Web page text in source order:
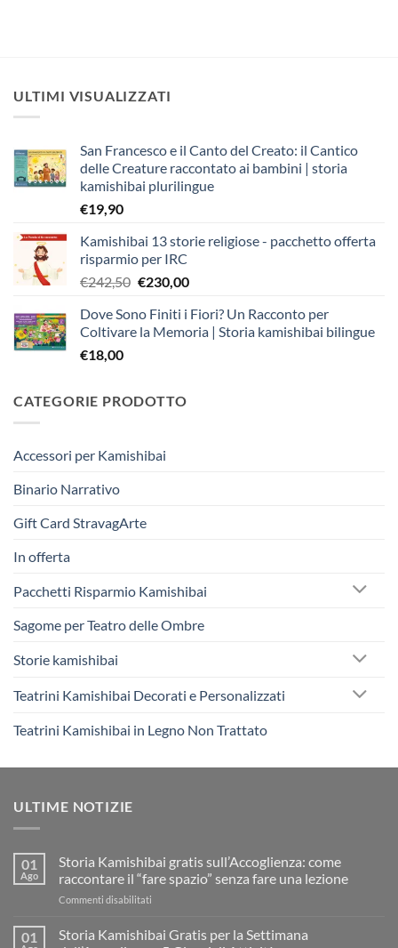
ULTIMI VISUALIZZATI
San Francesco e il Canto del Creato: il Cantico
delle Creature raccontato ai bambini | storia
kamishibai plurilingue
€19,90
Kamishibai 13 storie religiose - pacchetto offerta
risparmio per IRC
€242,50 Il
originale
era:
€230,00Il
attuale
è:
Dove Sono Finiti i Fiori? Un Racconto per
Coltivare la Memoria | Storia kamishibai bilingue
€18,00
CATEGORIE PRODOTTO
Accessori per Kamishibai
Binario Narrativo
Gift Card StravagArte
In offerta
Pacchetti Risparmio Kamishibai
Sagome per Teatro delle Ombre
Storie kamishibai
Teatrini Kamishibai Decorati e Personalizzati
Teatrini Kamishibai in Legno Non Trattato
ULTIME NOTIZIE
01
Ago
Storia Kamishibai gratis sull’Accoglienza: come
raccontare il “fare spazio” senza fare una lezione
Commenti disabilitati
Kamishibai
gratis
01
Storia Kamishibai Gratis per la Settimana